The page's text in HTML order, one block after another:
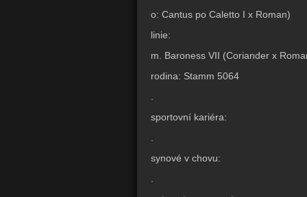
o: Cantus po Caletto I x Roman)
linie:
m. Baroness VII (Coriander x
rodina: Stamm 5064
sportovní kariéra:
synové v chovu: